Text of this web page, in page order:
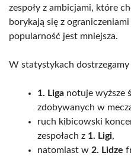
zespoły z ambicjami, które
borykają się z
popularność jest mniejsza.
W statystykach
1. Liga notuje wyższe
zdobywanych w
ruch kibicowski
zespołach z 1. Ligi,
natomiast w 2. Lidze